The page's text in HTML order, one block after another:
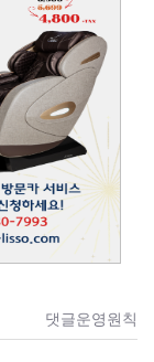
댓글운영원칙